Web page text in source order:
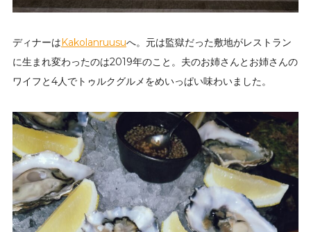
ディナーは Kakolanruusuへ。元は監獄だった敷地がレストラン
に生まれ変わったのは2019年のこと。夫のお姉さんとお姉さんの
ワイフと4人でトゥルクグルメをめいっぱい味わいました。